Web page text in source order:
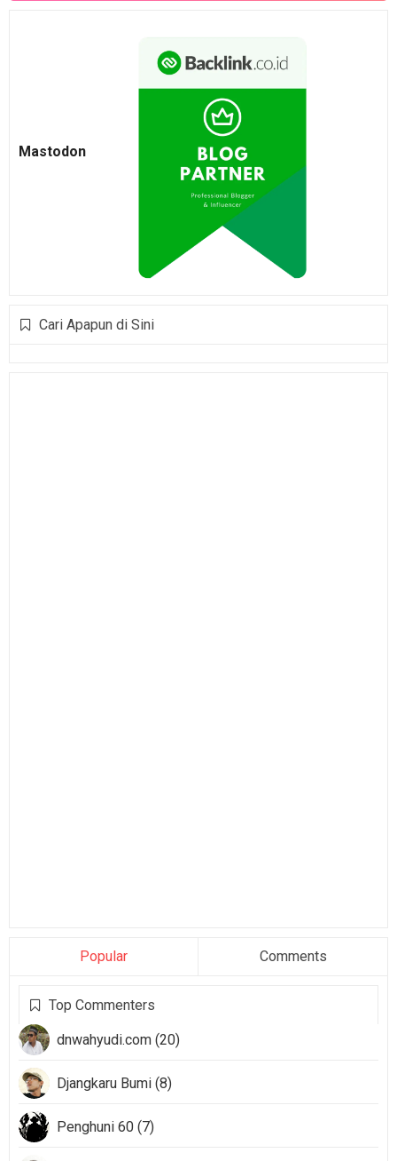
Mastodon
Cari Apapun di Sini
Popular Comments
Top Commenters
dnwahyudi.com (20)
Djangkaru Bumi (8)
Penghuni 60 (7)